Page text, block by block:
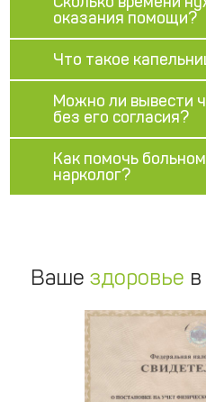
оказания помощи?
Что такое
Можно ли вывести
без его согласия?
Как помочь
нарколог?
Ваше здоровье